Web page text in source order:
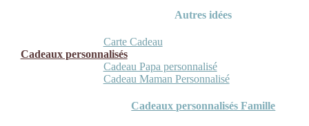
Autres idées
Carte Cadeau
Cadeaux personnalisés
Cadeau Papa personnalisé
Cadeau Maman Personnalisé
Cadeaux personnalisés Famille